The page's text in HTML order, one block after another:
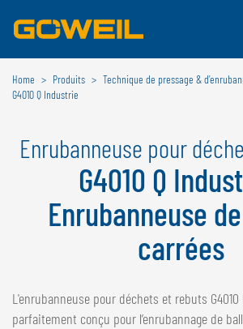
Choisissez votre langue/
INTERNATIONAL
DEUTSCH
ENGLISH
ESPAÑOL
POLSKI
ČESKÝ
BELGIQUE
Home Produits
Technique de pressage &
G4010 Q Industrie
Enrubanneuse pour
G4010 Q
Enrubanneuse
carrées
L'enrubanneuse pour déchets et rebuts
parfaitement conçu pour l’enrubannage de